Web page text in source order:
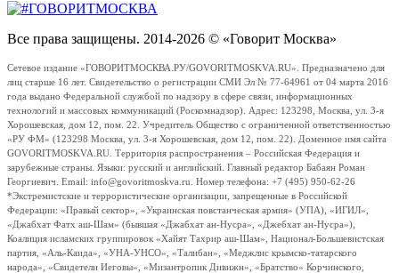
Все права защищены. 2014-2026 © «Говорит Москва»
Сетевое издание «ГОВОРИТМОСКВА.РУ/GOVORITMOSKVA.RU». Предназначено для
лиц старше 16 лет. Свидетельство о регистрации СМИ Эл № 77-64961 от 04 марта 2016
года выдано Федеральной службой по надзору в сфере связи, информационных
технологий и массовых коммуникаций (Роскомнадзор). Адрес: 123298, Москва, ул. 3-я
Хорошевская, дом 12, пом. 22. Учредитель Общество с ограниченной ответственностью
«РУ ФМ» (123298 Москва, ул. 3-я Хорошевская, дом 12, пом. 22). Доменное имя сайта
GOVORITMOSKVA.RU. Территория распространения – Российская Федерация и
зарубежные страны. Языки: русский и английский. Главный редактор Бабаян Роман
Георгиевич. Email: info@govoritmoskva.ru. Номер телефона: +7 (495) 950-62-26
*Экстремистские и террористические организации, запрещенные в Российской
Федерации: «Правый сектор», «Украинская повстанческая армия» (УПА), «ИГИЛ»,
«Джабхат Фатх аш-Шам» (бывшая «Джабхат ан-Нусра», «Джебхат ан-Нусра»),
Коалиция исламских группировок «Хайят Тахрир аш-Шам», Национал-Большевистская
партия, «Аль-Каида», «УНА-УНСО», «Талибан», «Меджлис крымско-татарского
народа», «Свидетели Иеговы», «Мизантропик Дивижн», «Братство» Корчинского,